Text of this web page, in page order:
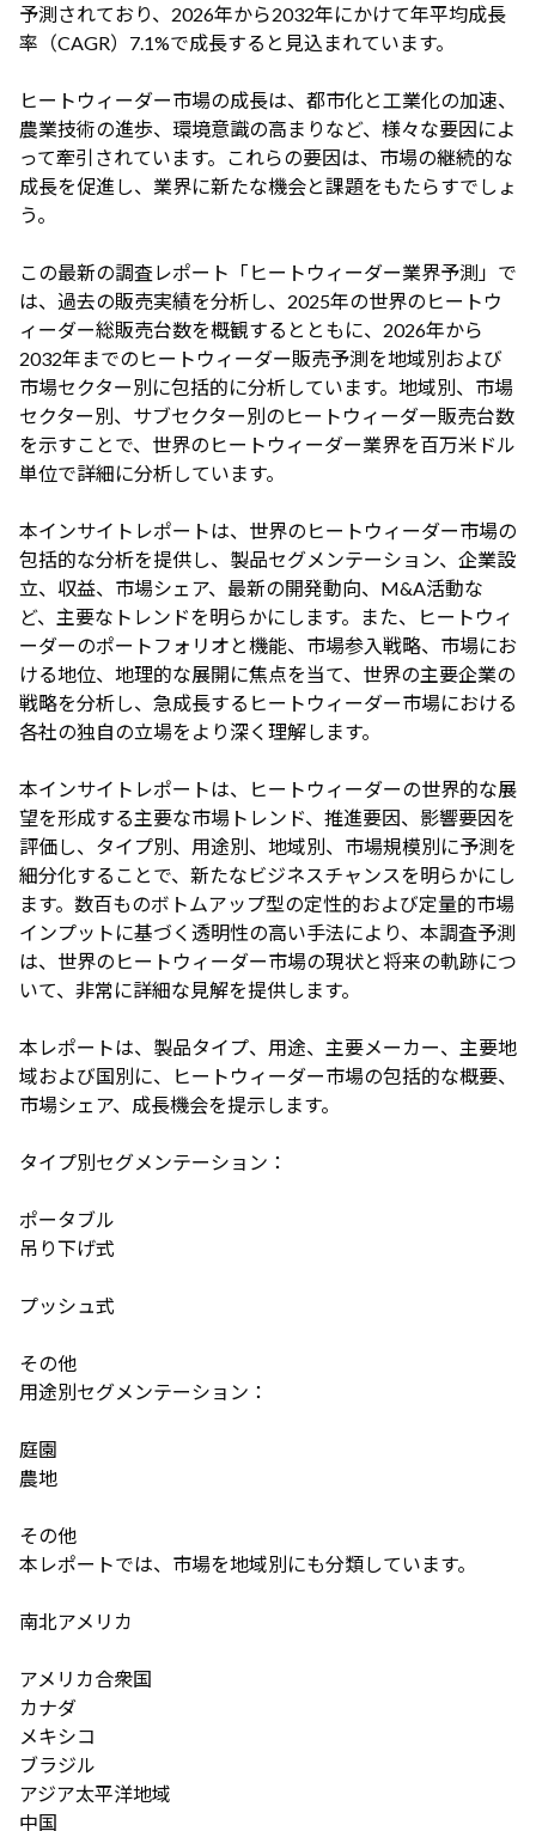
予測されており、2026年から2032年にかけて年平均成長
率（CAGR）7.1%で成長すると見込まれています。
ヒートウィーダー市場の成長は、都市化と工業化の加速、
農業技術の進歩、環境意識の高まりなど、様々な要因によ
って牽引されています。これらの要因は、市場の継続的な
成長を促進し、業界に新たな機会と課題をもたらすでしょ
う。
この最新の調査レポート「ヒートウィーダー業界予測」で
は、過去の販売実績を分析し、2025年の世界のヒートウ
ィーダー総販売台数を概観するとともに、2026年から
2032年までのヒートウィーダー販売予測を地域別および
市場セクター別に包括的に分析しています。地域別、市場
セクター別、サブセクター別のヒートウィーダー販売台数
を示すことで、世界のヒートウィーダー業界を百万米ドル
単位で詳細に分析しています。
本インサイトレポートは、世界のヒートウィーダー市場の
包括的な分析を提供し、製品セグメンテーション、企業設
立、収益、市場シェア、最新の開発動向、M&A活動な
ど、主要なトレンドを明らかにします。また、ヒートウィ
ーダーのポートフォリオと機能、市場参入戦略、市場にお
ける地位、地理的な展開に焦点を当て、世界の主要企業の
戦略を分析し、急成長するヒートウィーダー市場における
各社の独自の立場をより深く理解します。
本インサイトレポートは、ヒートウィーダーの世界的な展
望を形成する主要な市場トレンド、推進要因、影響要因を
評価し、タイプ別、用途別、地域別、市場規模別に予測を
細分化することで、新たなビジネスチャンスを明らかにし
ます。数百ものボトムアップ型の定性的および定量的市場
インプットに基づく透明性の高い手法により、本調査予測
は、世界のヒートウィーダー市場の現状と将来の軌跡につ
いて、非常に詳細な見解を提供します。
本レポートは、製品タイプ、用途、主要メーカー、主要地
域および国別に、ヒートウィーダー市場の包括的な概要、
市場シェア、成長機会を提示します。
タイプ別セグメンテーション：
ポータブル
吊り下げ式
プッシュ式
その他
用途別セグメンテーション：
庭園
農地
その他
本レポートでは、市場を地域別にも分類しています。
南北アメリカ
アメリカ合衆国
カナダ
メキシコ
ブラジル
アジア太平洋地域
中国